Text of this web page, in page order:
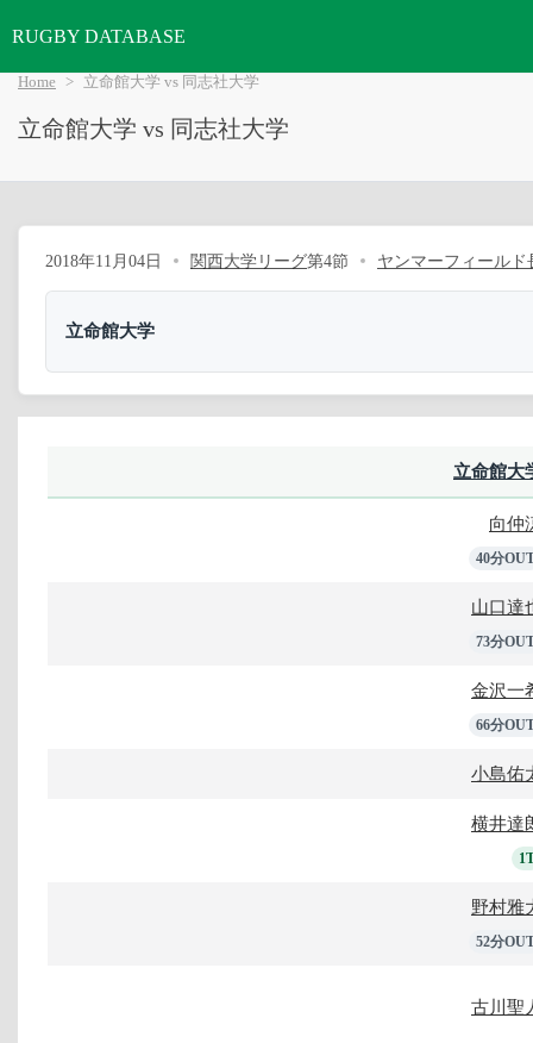
RUGBY DATABASE
Home 立命館大学 vs 同志社大学
立命館大学 vs 同志社大学
2018年11月04日 関西大学リーグ第4節 ヤンマーフィールド
立命館大学
立命館大
向仲
40分
山口達
73分
金沢一
66分
小島佑
横井達
野村雅
52分
古川聖